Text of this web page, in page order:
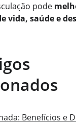
pode
vida, saúde e
Benefícios e